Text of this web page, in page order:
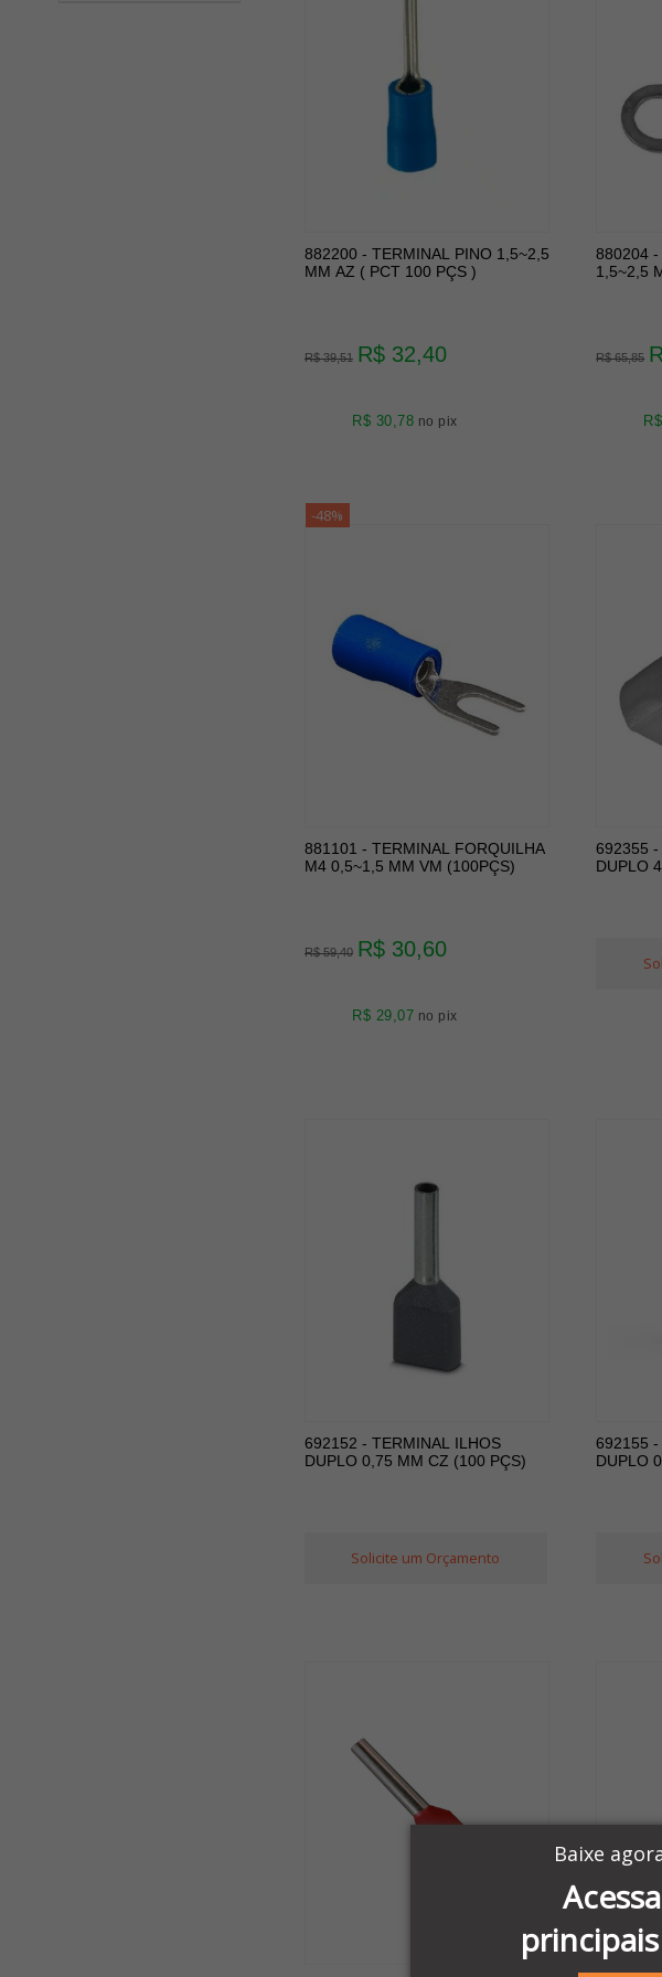
Baixe
882200 - TERMINAL PINO 1,5~2,5
MM AZ ( PCT 100 PÇS )
R$ 39,51 R$ 32,40
R$ 30,78 no pix
880204 -
1,5~2,5
R$ 65,85
-48%
881101 - TERMINAL FORQUILHA
M4 0,5~1,5 MM VM (100PÇS)
R$ 59,40 R$ 30,60
R$ 29,07 no pix
692355 -
DUPLO
692152 - TERMINAL ILHOS
DUPLO 0,75 MM CZ (100 PÇS)
Solicite um Orçamento
692155 -
DUPLO